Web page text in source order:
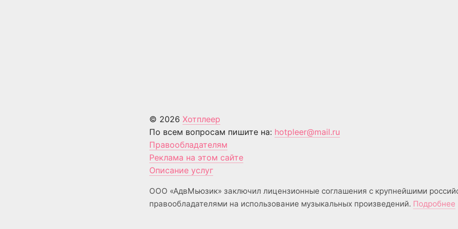
© 2026 Хотплеер
По всем вопросам пишите на: hotpleer@mail.ru
Правообладателям
Реклама на этом сайте
Описание услуг
ООО «АдвМьюзик» заключил лицензионные соглашения с крупнейшими
правообладателями на использование музыкальных произведений. Подробнее